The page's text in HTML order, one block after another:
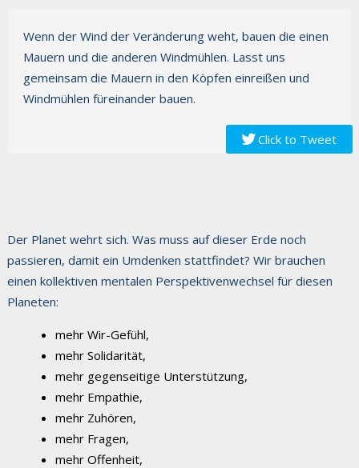
Wenn der Wind der Veränderung weht, bauen die einen
Mauern und die anderen Windmühlen. Lasst uns
gemeinsam die Mauern in den Köpfen einreißen und
Windmühlen füreinander bauen.
Click to Tweet
Der Planet wehrt sich. Was muss auf dieser Erde noch
passieren, damit ein Umdenken stattfindet? Wir brauchen
einen kollektiven mentalen Perspektivenwechsel für diesen
Planeten:
mehr Wir-Gefühl,
mehr Solidarität,
mehr gegenseitige Unterstützung,
mehr Empathie,
mehr Zuhören,
mehr Fragen,
mehr Offenheit,